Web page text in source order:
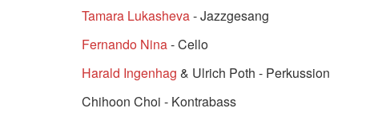
Tamara Lukasheva- Jazzgesang
Fernando Nina- Cello
Harald Ingenhag & Ulrich Poth - Perkussion
Chihoon Choi - Kontrabass